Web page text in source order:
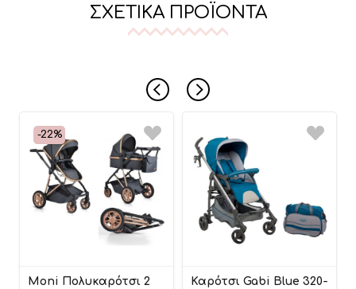
ΣΧΕΤΙΚΆ ΠΡΟΪΌΝΤΑ
-22%
Moni Πολυκαρότσι 2
Καρότσι Gabi Blue 320-